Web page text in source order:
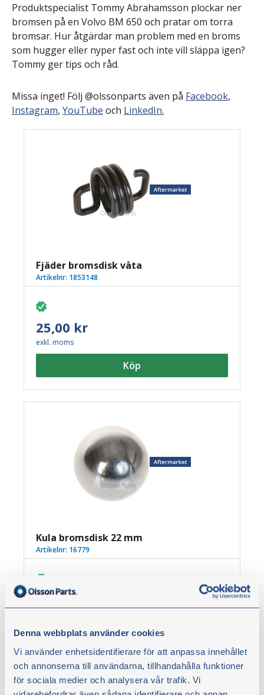
Denna webbplats använder cookies
Vi använder enhetsidentifierare för att anpassa innehållet
och annonserna till användarna, tillhandahålla funktioner
för sociala medier och analysera vår trafik. Vi
Produktspecialist Tommy Abrahamsson plockar ner
bromsen på en Volvo BM 650 och pratar om torra
bromsar. Hur åtgärdar man problem med en broms
som hugger eller nyper fast och inte vill släppa igen?
Tommy ger tips och råd.
Missa inget! Följ @olssonparts även på Facebook,
Instagram, YouTube och LinkedIn.
Fjäder bromsdisk våta
Artikelnr: 1853148
25,00 kr
exkl. moms
Köp
Kula bromsdisk 22 mm
Artikelnr: 16779
33,00 kr
Köp